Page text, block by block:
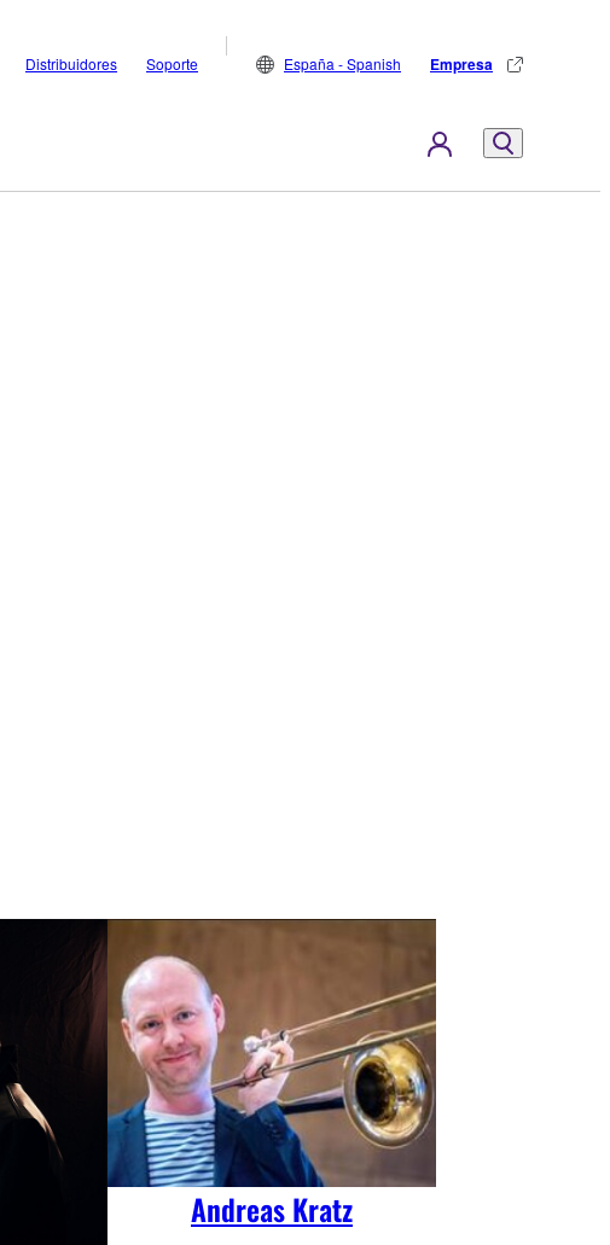
Distribuidores Soporte España - Spanish Empresa
Andreas Kratz